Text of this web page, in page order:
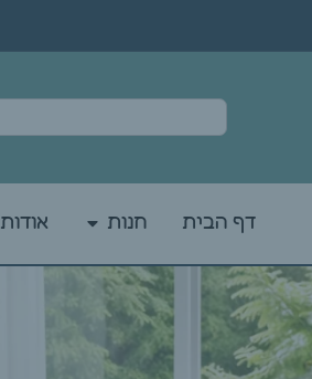
דף הבית חנות אודות